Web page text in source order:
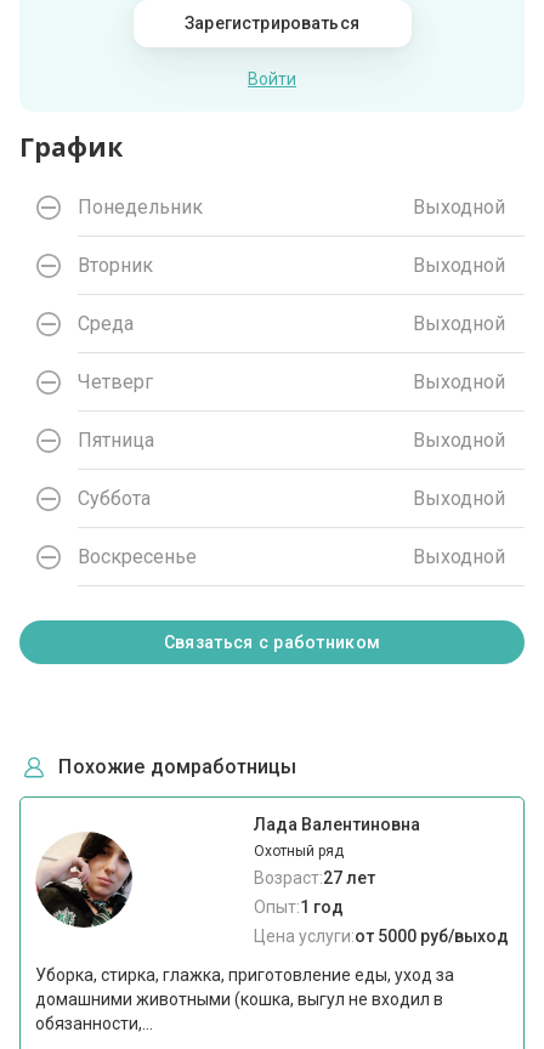
Зарегистрироваться
Войти
График
Понедельник Выходной
Вторник Выходной
Среда Выходной
Четверг Выходной
Пятница Выходной
Суббота Выходной
Воскресенье Выходной
Связаться с работником
Похожие домработницы
Лада Валентиновна
Охотный ряд
Возраст:27 лет
Опыт:1 год
Цена услуги:от 5000 руб/выход
Уборка, стирка, глажка, приготовление еды, уход за
домашними животными (кошка, выгул не входил в
обязанности,...